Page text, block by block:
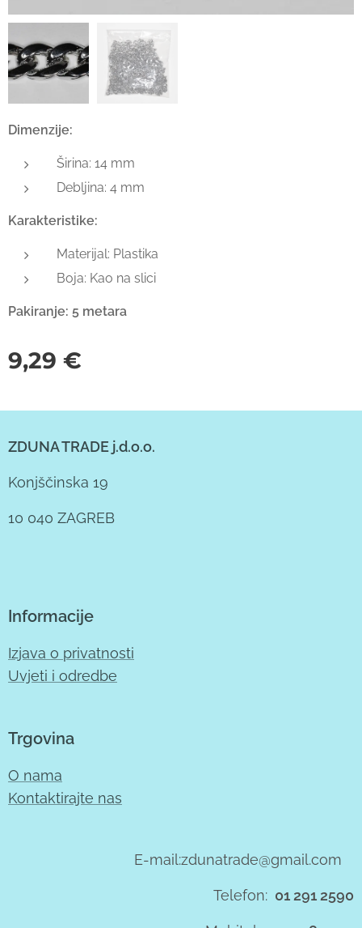
Dimenzije:
Širina: 14 mm
Debljina: 4 mm
Karakteristike:
Materijal: Plastika
Boja: Kao na slici
Pakiranje: 5 metara
9,29 €
ZDUNA TRADE j.d.o.o.
Konjščinska 19
10 040 ZAGREB
Informacije
Izjava o privatnosti
Uvjeti i odredbe
Trgovina
O nama
Kontaktirajte nas
E-mail:zdunatrade@gmail.com
Telefon: 01 291 2590